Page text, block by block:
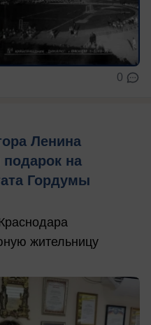
0
Ленина
подарок на
Гордумы
жительницу